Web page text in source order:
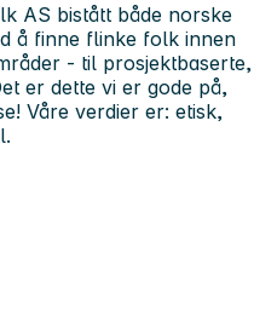
AS bistått både norske
å finne flinke folk innen
- til prosjektbaserte,
er dette vi er gode på,
Våre verdier er: etisk,